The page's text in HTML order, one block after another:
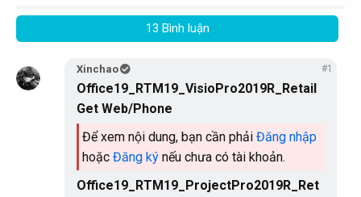
:
13 Bình luận
Xinchao #1
Office19_RTM19_VisioPro2019R_Retail
Get Web/Phone
Để xem nội dung, bạn cần phải Đăng nhập
hoặc Đăng ký nếu chưa có tài khoản.
Office19_RTM19_ProjectPro2019R_Ret